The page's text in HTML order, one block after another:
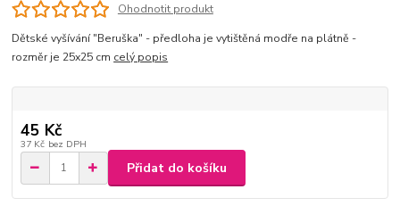
Ohodnotit produkt
Dětské vyšívání "Beruška" - předloha je vytištěná modře na plátně -
rozměr je 25x25 cm celý popis
45 Kč
37 Kč bez DPH
Přidat do košíku